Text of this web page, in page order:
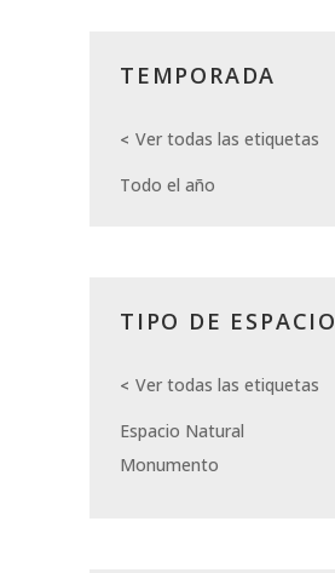
TEMPORADA
Ver todas las etiquetas
Todo el año
TIPO DE ESPACIO
Ver todas las etiquetas
Espacio Natural
Monumento